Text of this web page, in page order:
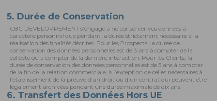
5. Durée de Conservation
CBC DEVELOPPEMENT s’engage à ne conserver vos données à
caractère personnel que pendant la durée strictement nécessaire à la
réalisation des finalités décrites. Pour les Prospects, la durée de
conservation des données personnelles est de 3 ans à compter de la
collecte ou à compter de la dernière interaction. Pour les Clients, la
durée de conservation des données personnelles est de 5 ans à compter
de la fin de la relation commerciale, à l’exception de celles nécessaires à
l’établissement de la preuve d’un droit ou d’un contrat qui peuvent être
légalement archivées pendant une durée maximale de dix ans.
6. Transfert des Données Hors UE